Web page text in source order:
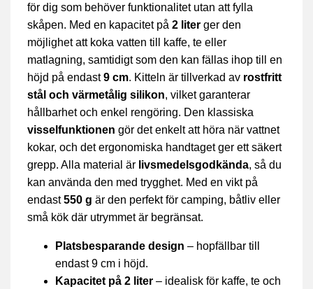
för dig som behöver funktionalitet utan att fylla
skåpen. Med en kapacitet på 2 liter ger den
möjlighet att koka vatten till kaffe, te eller
matlagning, samtidigt som den kan fällas ihop till en
höjd på endast9 cm. Kitteln är tillverkad av rostfritt
stål och värmetålig silikon, vilket garanterar
hållbarhet och enkel rengöring. Den klassiska
visselfunktionen gör det enkelt att höra när vattnet
kokar, och det ergonomiska handtaget ger ett säkert
grepp. Alla material är livsmedelsgodkända, så du
kan använda den med trygghet. Med en vikt på
endast550 g är den perfekt för camping, båtliv eller
små kök där utrymmet är begränsat.
Platsbesparande design – hopfällbar till
endast 9 cm i höjd.
Kapacitet på 2 liter – idealisk för kaffe, te och